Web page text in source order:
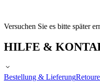
Versuchen Sie es bitte später
HILFE &
Bestellung & Lieferung